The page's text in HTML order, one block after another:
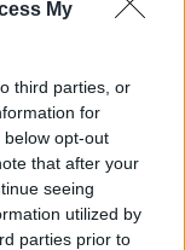
My
third parties, or
for
opt-out
that after your
seeing
utilized by
parties prior to
RCA
lugar